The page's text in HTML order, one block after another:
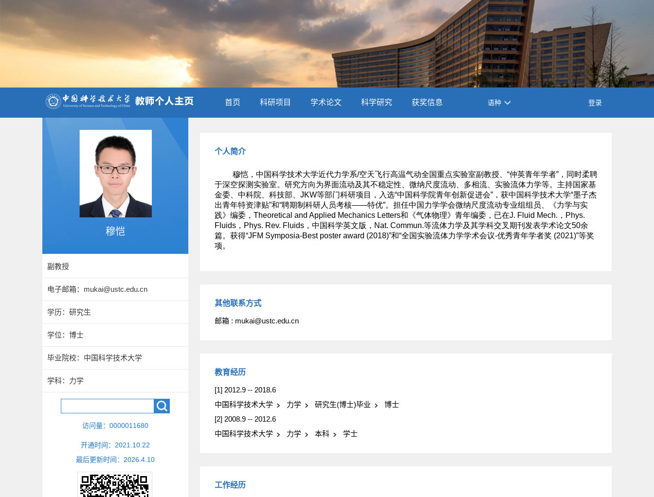
首页 科研项目 学术论文 科学研究 获奖信息 语种 登录
穆恺
副教授
电子邮箱： mukai@ustc.edu.cn
学历：研究生
学位：博士
毕业院校：中国科学技术大学
学科：力学
访问量： 0000011680
开通时间： 2021 10 22
最后更新时间： 2026 4 10
个人简介
其他联系方式
邮箱 : mukai@ustc.edu.cn
教育经历
[1] 2012.9 -- 2018.6
中国科学技术大学
力学 研究生(博士)毕业
博士
[2] 2008.9 -- 2012.6
中国科学技术大学
力学 本科 学士
工作经历